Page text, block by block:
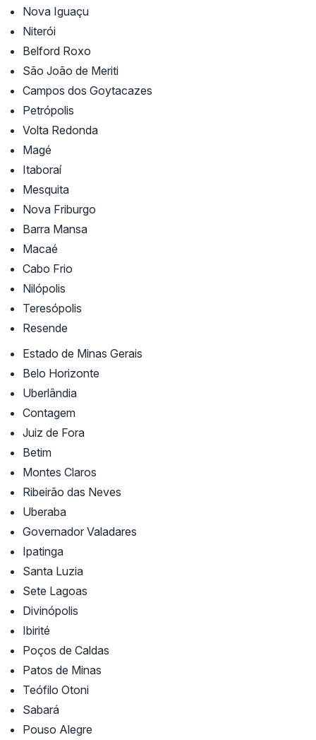
Nova Iguaçu
Niterói
Belford Roxo
São João de Meriti
Campos dos Goytacazes
Petrópolis
Volta Redonda
Magé
Itaboraí
Mesquita
Nova Friburgo
Barra Mansa
Macaé
Cabo Frio
Nilópolis
Teresópolis
Resende
Estado de Minas Gerais
Belo Horizonte
Uberlândia
Contagem
Juiz de Fora
Betim
Montes Claros
Ribeirão das Neves
Uberaba
Governador Valadares
Ipatinga
Santa Luzia
Sete Lagoas
Divinópolis
Ibirité
Poços de Caldas
Patos de Minas
Teófilo Otoni
Sabará
Pouso Alegre